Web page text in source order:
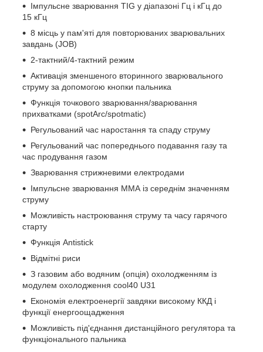
Імпульсне зварювання TIG у діапазоні Гц і кГц до
15 кГц
8 місць у пам'яті для повторюваних зварювальних
завдань (JOB)
2-тактний/4-тактний режим
Активація зменшеного вторинного зварювального
струму за допомогою кнопки пальника
Функція точкового зварювання/зварювання
прихватками (spotArc/spotmatic)
Регульований час наростання та спаду струму
Регульований час попереднього подавання газу та
час продування газом
Зварювання стрижневими електродами
Імпульсне зварювання ММА із середнім значенням
струму
Можливість настроювання струму та часу гарячого
старту
Функція Antistick
Відмітні риси
З газовим або водяним (опція) охолодженням із
модулем охолодження cool40 U31
Економія електроенергії завдяки високому ККД і
функції енергоощадження
Можливість під'єднання дистанційного регулятора та
функціонального пальника